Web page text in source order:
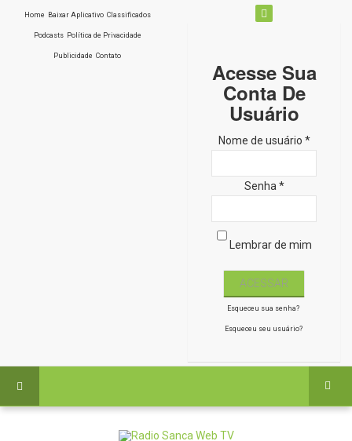
Home Baixar Aplicativo Classificados
Podcasts Política de Privacidade
Publicidade Contato
Acesse Sua
Conta De
Usuário
Nome de usuário *
Senha *
Lembrar de mim
Esqueceu sua senha?
Esqueceu seu usuário?